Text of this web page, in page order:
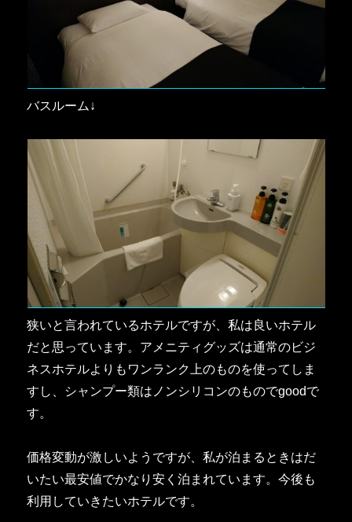
バスルーム↓
狭いと言われているホテルですが、私は良いホテル
だと思っています。アメニティグッズは通常のビジ
ネスホテルよりもワンランク上のものを使ってしま
すし、シャンプー類はノンシリコンのものでgoodで
す。
価格変動が激しいようですが、私が泊まるときはだ
いたい最安値でかなり安く泊まれています。今後も
利用していきたいホテルです。